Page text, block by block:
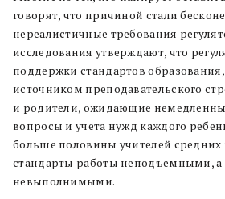
говорят, что причиной стали
нереалистичные требования
исследования утверждают, что
поддержки стандартов
источником преподавательского
и родители, ожидающие
вопросы и учета нужд каждого
больше половины учителей средних
стандарты работы неподъемными, а
невыполнимыми.